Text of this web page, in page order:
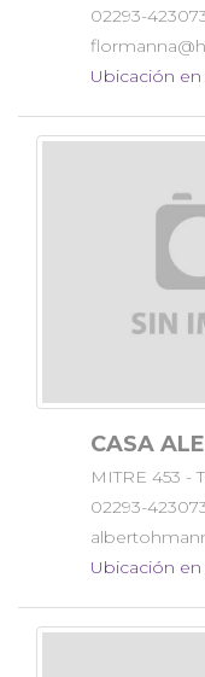
02293-
Ubicación
CASA
MITRE 453 -
02293-
Ubicación